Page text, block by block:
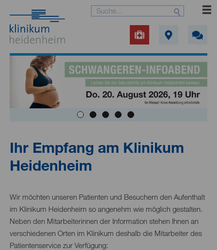
Ihr Empfang am Klinikum
Heidenheim
Wir möchten unseren Patienten und Besuchern den Aufenthalt
im Klinikum Heidenheim so angenehm wie möglich gestalten.
Neben den Mitarbeiterinnen der Information stehen Ihnen an
verschiedenen Orten im Klinikum deshalb die Mitarbeiter des
Patientenservice zur Verfügung: